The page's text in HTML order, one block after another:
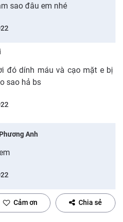
sao đâu em nhé
đó dính máu và cạo mặt e bị
sao hả bs
Anh
Cảm ơn Chia sẻ